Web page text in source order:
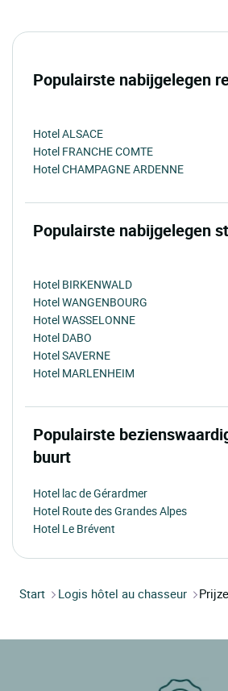
Populairste nabijgelegen
Hotel ALSACE
Hotel FRANCHE COMTE
Hotel CHAMPAGNE ARDENNE
Populairste nabijgelegen
Hotel BIRKENWALD
Hotel WANGENBOURG
Hotel WASSELONNE
Hotel DABO
Hotel SAVERNE
Hotel MARLENHEIM
Populairste
buurt
Hotel lac de Gérardmer
Hotel Route des Grandes Alpes
Hotel Le Brévent
Start Logis hôtel au chasseur